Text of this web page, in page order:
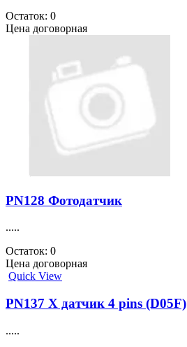
Остаток: 0
Цена договорная
PN128 Фотодатчик
.....
Остаток: 0
Цена договорная
Quick View
PN137 Х датчик 4 pins (D05F)
.....